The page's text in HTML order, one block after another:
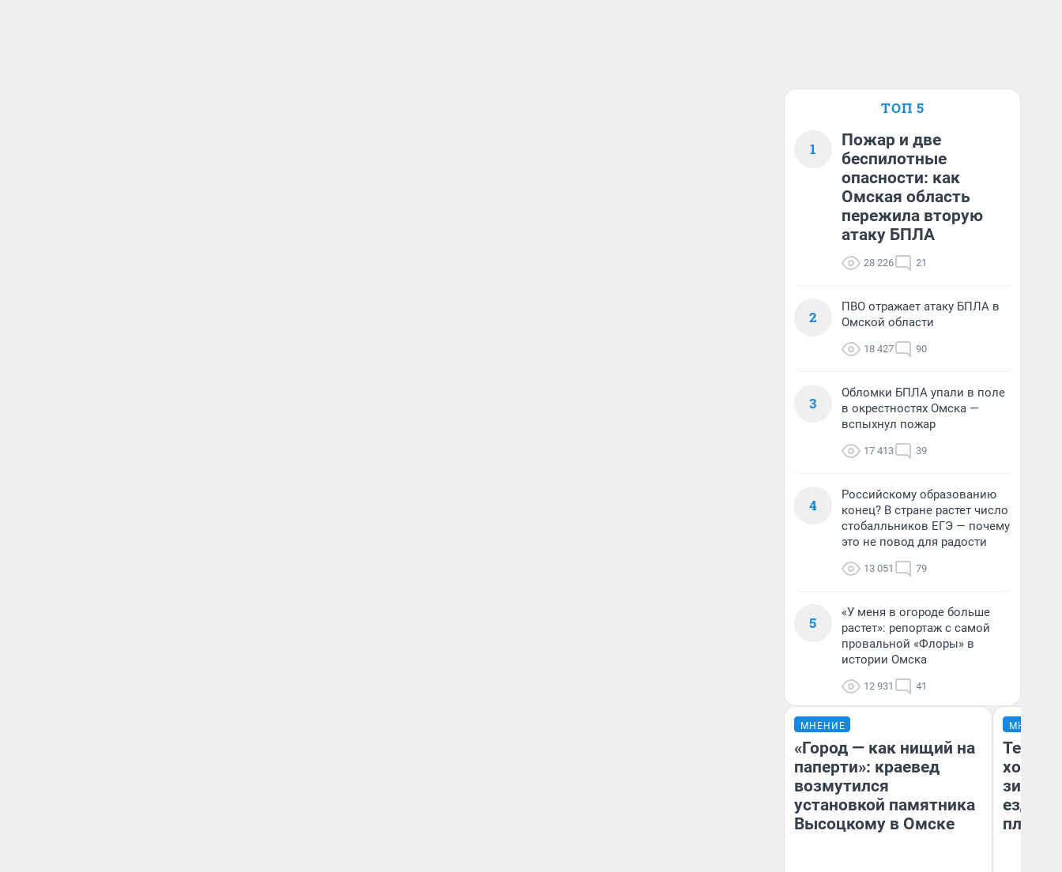
ТОП 5
1
Пожар и две
беспилотные
опасности: как
Омская область
пережила вторую
атаку БПЛА
28 226 21
2
ПВО отражает атаку БПЛА в
Омской области
18 427 90
3
Обломки БПЛА упали в поле
в окрестностях Омска —
вспыхнул пожар
17 413 39
4
Российскому образованию
конец? В стране растет число
стобалльников ЕГЭ — почему
это не повод для радости
13 051 79
5
«У меня в огороде больше
растет»: репортаж с самой
провальной «Флоры» в
истории Омска
12 931 41
МНЕНИЕ
«Город — как нищий на
паперти»: краевед
возмутился
установкой памятника
Высоцкому в Омске
МНЕНИЕ
Тепло
зимой.
ездит
плюсы